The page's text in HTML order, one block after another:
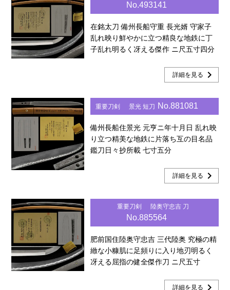
No.493141
在銘太刀 備州長船守重 長光婿 守家子
乱れ映り鮮やかに立つ精良な地鉄に丁
子乱れ明るく冴える傑作 ニ尺五寸四分
詳細を見る chevron_right
重要刀剣 景光 短刀 No.881081
備州長船住景光 元亨ニ年十月日 乱れ映
り立つ精美な地鉄に片落ち互の目名品
鑑刀日々抄所載 七寸五分
詳細を見る chevron_right
重要刀剣 陸奥守忠吉 刀
No.885564
肥前国住陸奥守忠吉 三代陸奥 究極の精
緻な小糠肌に足頻りに入り地刃明るく
冴える屈指の健全傑作刀 ニ尺五寸
詳細を見る chevron_right